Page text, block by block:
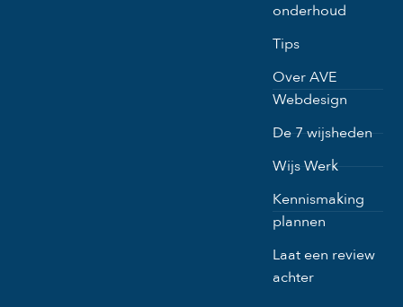
onderhoud
Tips
Over AVE
Webdesign
De 7 wijsheden
Wijs Werk
Kennismaking
plannen
Laat een review
achter